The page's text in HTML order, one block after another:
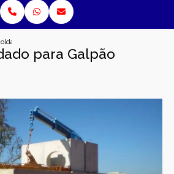
para galpao
para Galpão